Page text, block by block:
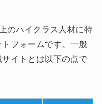
のハイクラス人材に特
フォームです。一般
イトとは以下の点で